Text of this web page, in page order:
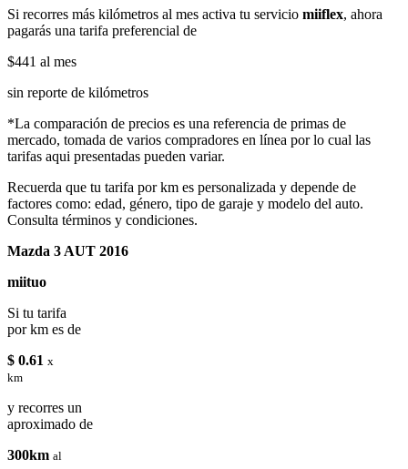
Si recorres más kilómetros al mes activa tu servicio miiflex, ahora
pagarás una tarifa preferencial de
$441 al mes
sin reporte de kilómetros
*La comparación de precios es una referencia de primas de
mercado, tomada de varios compradores en línea por lo cual las
tarifas aqui presentadas pueden variar.
Recuerda que tu tarifa por km es personalizada y depende de
factores como: edad, género, tipo de garaje y modelo del auto.
Consulta términos y condiciones.
Mazda 3 AUT 2016
miituo
Si tu tarifa
por km es de
$ 0.61 x
km
y recorres un
aproximado de
300km al